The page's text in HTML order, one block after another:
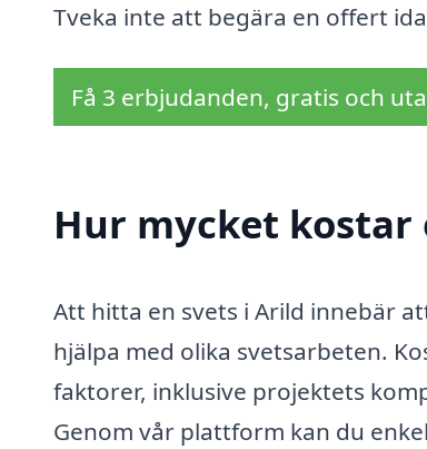
Tveka inte att begära en offert
Få 3 erbjudanden, gratis och
Hur mycket kostar
Att hitta en svets i Arild innebär
hjälpa med olika svetsarbeten.
faktorer, inklusive projektets
Genom vår plattform kan du